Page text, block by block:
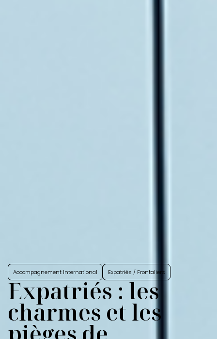
Accompagnement International Expatriés / Frontaliers
Expatriés : les
charmes et les